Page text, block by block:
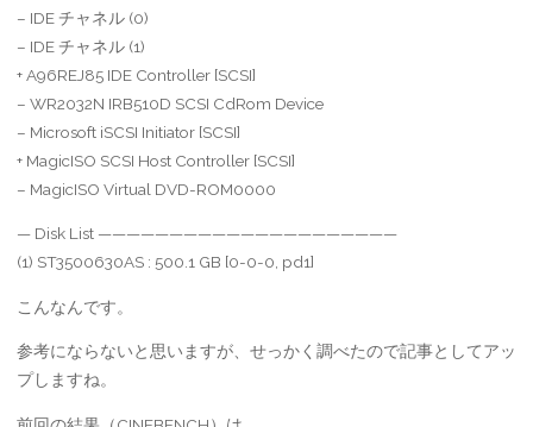
– IDE チャネル (0)
– IDE チャネル (1)
+ A96REJ85 IDE Controller [SCSI]
– WR2032N IRB510D SCSI CdRom Device
– Microsoft iSCSI Initiator [SCSI]
+ MagicISO SCSI Host Controller [SCSI]
– MagicISO Virtual DVD-ROM0000
— Disk List —————————————————————
(1) ST3500630AS : 500.1 GB [0-0-0, pd1]
こんなんです。
参考にならないと思いますが、せっかく調べたので記事としてアッ
プしますね。